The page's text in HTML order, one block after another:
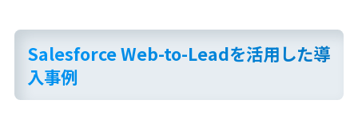
Salesforce Web-to-Leadを活用した導
入事例